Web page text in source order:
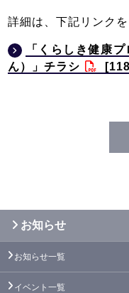
詳細は、下記リンクを
「くらしき健康
ん）」チラシ
お知らせ
お知らせ一覧
イベント一覧